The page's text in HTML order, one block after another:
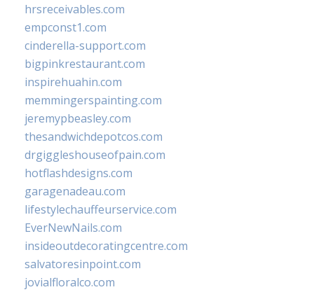
hrsreceivables.com
empconst1.com
cinderella-support.com
bigpinkrestaurant.com
inspirehuahin.com
memmingerspainting.com
jeremypbeasley.com
thesandwichdepotcos.com
drgiggleshouseofpain.com
hotflashdesigns.com
garagenadeau.com
lifestylechauffeurservice.com
EverNewNails.com
insideoutdecoratingcentre.com
salvatoresinpoint.com
jovialfloralco.com